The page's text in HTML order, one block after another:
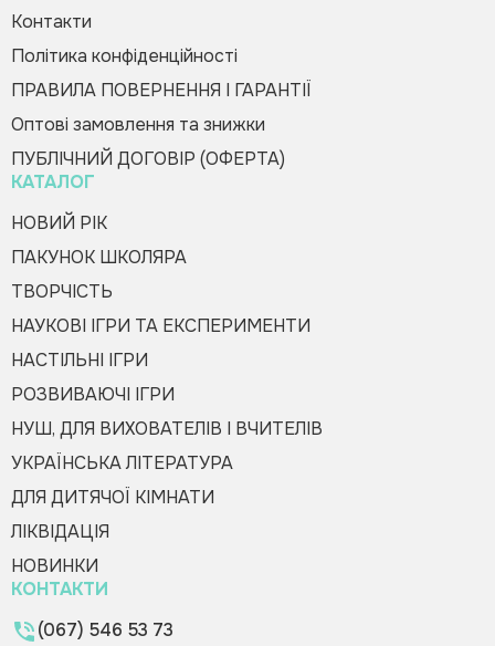
Оформити замовлення
Контакти
Політика конфіденційності
ПРАВИЛА ПОВЕРНЕННЯ І ГАРАНТІЇ
Оптові замовлення та знижки
ПУБЛІЧНИЙ ДОГОВІР (ОФЕРТА)
КАТАЛОГ
НОВИЙ РІК
ПАКУНОК ШКОЛЯРА
ТВОРЧІСТЬ
НАУКОВІ ІГРИ ТА ЕКСПЕРИМЕНТИ
НАСТІЛЬНІ ІГРИ
РОЗВИВАЮЧІ ІГРИ
НУШ, ДЛЯ ВИХОВАТЕЛІВ І ВЧИТЕЛІВ
УКРАЇНСЬКА ЛІТЕРАТУРА
ДЛЯ ДИТЯЧОЇ КІМНАТИ
ЛІКВІДАЦІЯ
НОВИНКИ
КОНТАКТИ
(067) 546 53 73